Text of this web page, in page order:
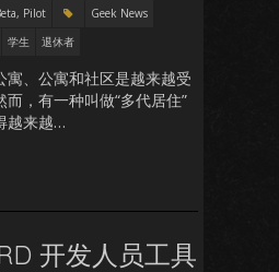
Pilot
Geek News
学生 退休者
寓、公寓和社区是越来越受
，有一种叫做“多代居住”
越来越…
开发人员工具